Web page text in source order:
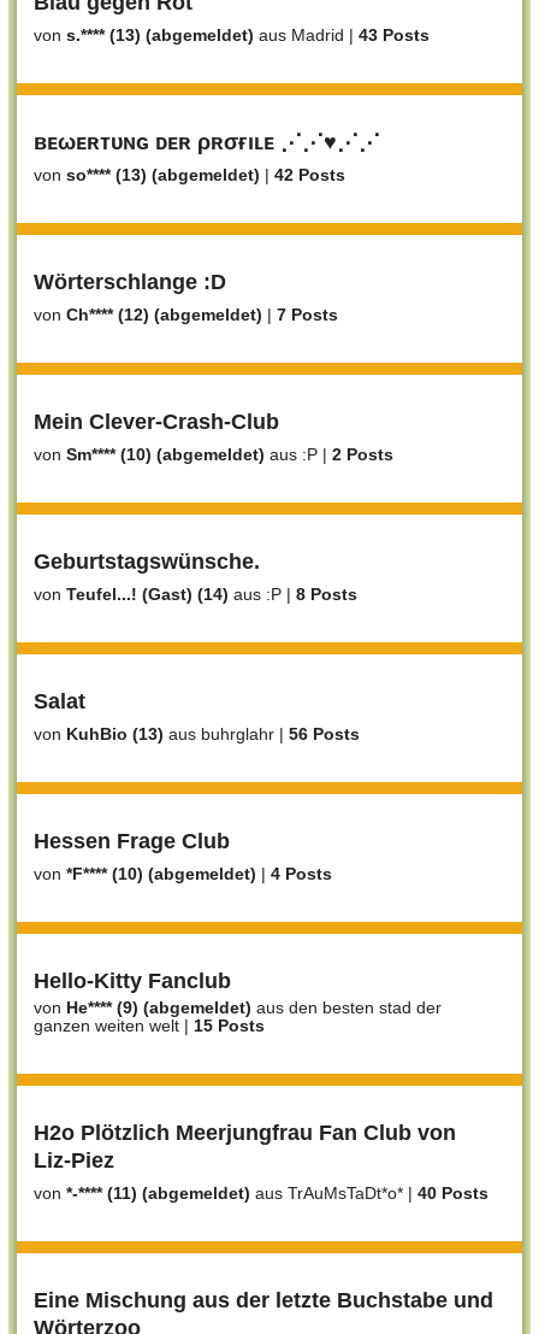
von s.**** (13) (abgemeldet) aus Madrid | 43 Posts
вᴇωᴇʀтυɴɢ ᴅᴇʀ ρʀσғıʟᴇ ⋰⋰♥⋰⋰
von so**** (13) (abgemeldet) | 42 Posts
Wörterschlange :D
von Ch**** (12) (abgemeldet) | 7 Posts
Mein Clever-Crash-Club
von Sm**** (10) (abgemeldet) aus :P | 2 Posts
Geburtstagswünsche.
von Teufel...! (Gast) (14) aus :P | 8 Posts
Salat
von KuhBio (13) aus buhrglahr | 56 Posts
Hessen Frage Club
von *F**** (10) (abgemeldet) | 4 Posts
Hello-Kitty Fanclub
von He**** (9) (abgemeldet) aus den besten stad der
ganzen weiten welt | 15 Posts
H2o Plötzlich Meerjungfrau Fan Club von
Liz-Piez
von *-**** (11) (abgemeldet) aus TrAuMsTaDt*o* | 40 Posts
Eine Mischung aus der letzte Buchstabe und
Wörterzoo